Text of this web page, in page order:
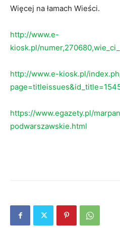
Więcej na łamach Wieści.
http://www.e-
kiosk.pl/
http://www.e-kiosk.pl/
https://www.egazety.pl/
podwarszawskie.html